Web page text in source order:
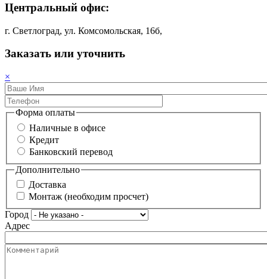
Центральный офис:
г. Светлоград, ул. Комсомольская, 16б,
Заказать или уточнить
×
Форма оплаты
Наличные в офисе
Кредит
Банковский перевод
Дополнительно
Доставка
Монтаж (необходим просчет)
Город
Адрес